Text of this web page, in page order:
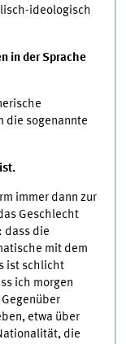
ideologisch
in der Sprache
die sogenannte
immer dann zur
Geschlecht
dass die
mit dem
ist schlicht
ich morgen
etwa über
die